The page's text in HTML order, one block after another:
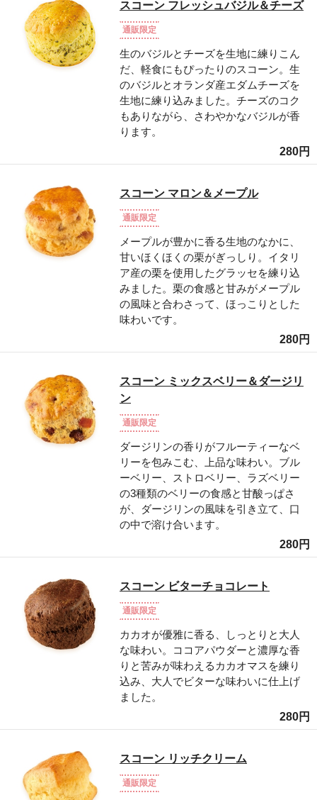
スコーン フレッシュバジル＆チーズ
通販限定
生のバジルとチーズを生地に練りこん
だ、軽食にもぴったりのスコーン。生
のバジルとオランダ産エダムチーズを
生地に練り込みました。チーズのコク
もありながら、さわやかなバジルが香
ります。
280円
スコーン マロン＆メープル
通販限定
メープルが豊かに香る生地のなかに、
甘いほくほくの栗がぎっしり。イタリ
ア産の栗を使用したグラッセを練り込
みました。栗の食感と甘みがメープル
の風味と合わさって、ほっこりとした
味わいです。
280円
スコーン ミックスベリー＆ダージリ
ン
通販限定
ダージリンの香りがフルーティーなベ
リーを包みこむ、上品な味わい。ブル
ーベリー、ストロベリー、ラズベリー
の3種類のベリーの食感と甘酸っぱさ
が、ダージリンの風味を引き立て、口
の中で溶け合います。
280円
スコーン ビターチョコレート
通販限定
カカオが優雅に香る、しっとりと大人
な味わい。ココアパウダーと濃厚な香
りと苦みが味わえるカカオマスを練り
込み、大人でビターな味わいに仕上げ
ました。
280円
スコーン リッチクリーム
通販限定